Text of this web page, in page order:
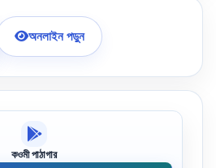
অনলাইন পড়ুন
কওমী পাঠাগার